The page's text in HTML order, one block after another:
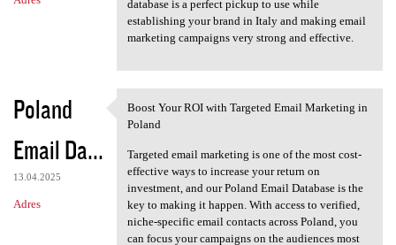
database is a perfect pickup to use while
establishing your brand in Italy and making email
marketing campaigns very strong and effective.
Poland
Email Da...
13.04.2025
Adres
Boost Your ROI with Targeted
Boost Your ROI with Targeted Email Marketing in
Poland
Targeted email marketing is one of the most cost-
effective ways to increase your return on
investment, and our Poland Email Database is the
key to making it happen. With access to verified,
niche-specific email contacts across Poland, you
can focus your campaigns on the audiences most